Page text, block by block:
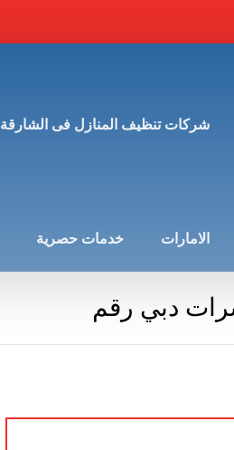
شركات تنظيف المنازل فى الشارقة
الامارات خدمات حصرية
دبي رقم